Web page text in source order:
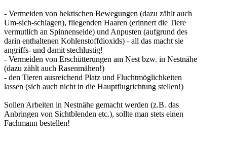
- Vermeiden von hektischen Bewegungen (dazu zählt auch
Um-sich-schlagen), fliegenden Haaren (erinnert die Tiere
vermutlich an Spinnenseide) und Anpusten (aufgrund des
darin enthaltenen Kohlenstoffdioxids) - all das macht sie
angriffs- und damit stechlustig!
- Vermeiden von Erschütterungen am Nest bzw. in Nestnähe
(dazu zählt auch Rasenmähen!)
- den Tieren ausreichend Platz und Fluchtmöglichkeiten
lassen (sich auch nicht in die Hauptflugrichtung stellen!)
Sollen Arbeiten in Nestnähe gemacht werden (z.B. das
Anbringen von Sichtblenden etc.), sollte man stets einen
Fachmann bestellen!